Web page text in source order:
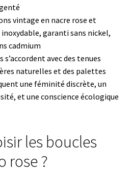
vintage en nacre rose et
garanti sans nickel,
cadmium
s’accordent avec des tenues
naturelles et des palettes
une féminité discrète, un
et une conscience écologique
les boucles
rose ?